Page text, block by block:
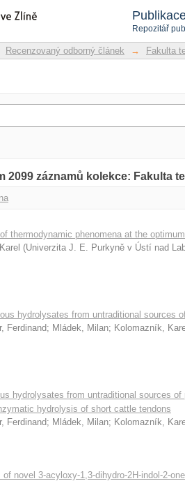
Repozitář
Recenzovaný odborný článek → Fakulta
2099 záznamů kolekce: Fakulta
of thermodynamic phenomena at the
(Univerzita J. E. Purkyně v Ústí nad
hydrolysates from untraditional sources
Ferdinand; Mládek, Milan; Kolomazník,
hydrolysates from untraditional sources
hydrolysis of short cattle tendons
Ferdinand; Mládek, Milan; Kolomazník,
of novel 3-acyloxy-1,3-dihydro-2H-indol-2-